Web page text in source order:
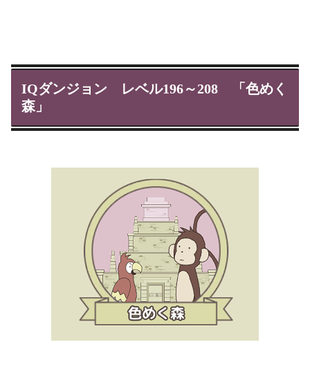
IQダンジョン レベル196～208 「色めく
森」